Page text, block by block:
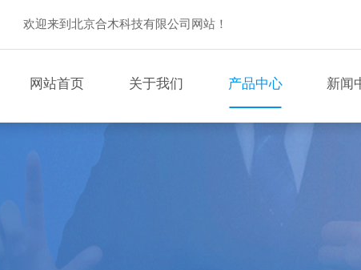
欢迎来到北京合木科技有限公司网站！
网站首页 关于我们 产品中心 新闻